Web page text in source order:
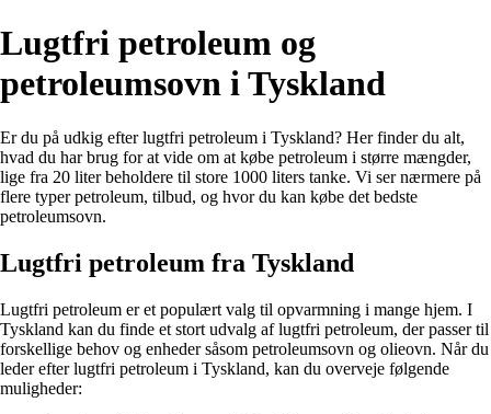
Lugtfri petroleum og
petroleumsovn i Tyskland
Er du på udkig efter lugtfri petroleum i Tyskland? Her finder du alt,
hvad du har brug for at vide om at købe petroleum i større mængder,
lige fra 20 liter beholdere til store 1000 liters tanke. Vi ser nærmere på
flere typer petroleum, tilbud, og hvor du kan købe det bedste
petroleumsovn.
Lugtfri petroleum fra Tyskland
Lugtfri petroleum er et populært valg til opvarmning i mange hjem. I
Tyskland kan du finde et stort udvalg af lugtfri petroleum, der passer til
forskellige behov og enheder såsom petroleumsovn og olieovn. Når du
leder efter lugtfri petroleum i Tyskland, kan du overveje følgende
muligheder: